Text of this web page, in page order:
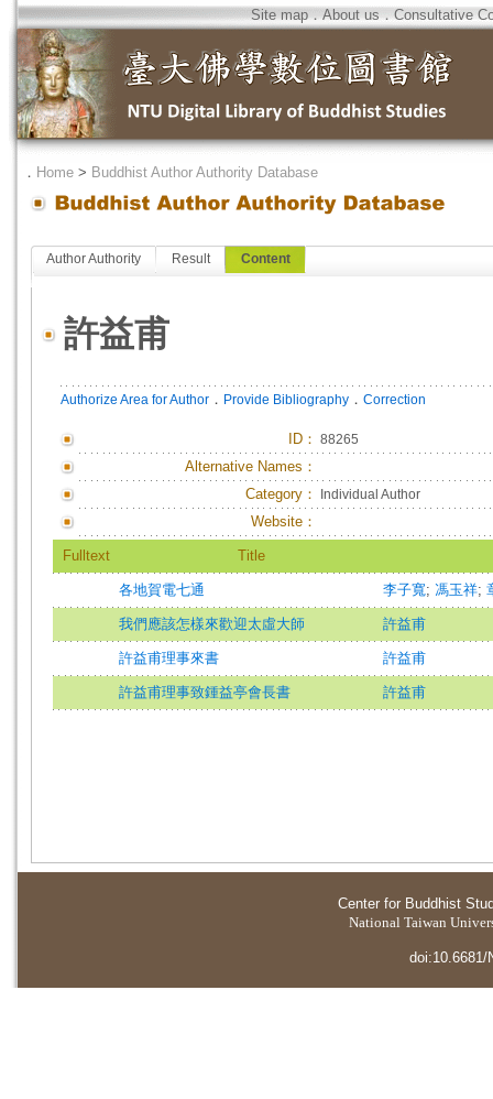
Site map．About us．Consultative
． Home > Buddhist Author Authority Database
Author Authority Result Content
許益甫
Authorize Area for Author ． Provide Bibliography ． Correction
ID ： 88265
Alternative Names：
Category：
Individual Author
Website：
Fulltext Title
各地賀電七通 李子寬; 馮玉祥;
我們應該怎樣來歡迎太虛大師 許益甫
許益甫理事來書 許益甫
許益甫理事致鍾益亭會長書 許益甫
Center for Buddhist
National Taiwan
doi:10.6681/